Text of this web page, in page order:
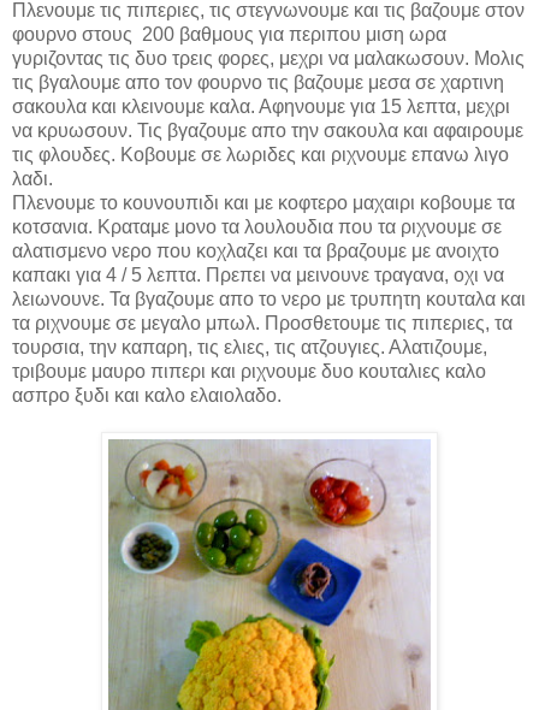
Πλενουμε τις πιπεριες, τις στεγνωνουμε και τις βαζουμε στον
φουρνο στους 200 βαθμους για περιπου μιση ωρα
γυριζοντας τις δυο τρεις φορες, μεχρι να μαλακωσουν. Μολις
τις βγαλουμε απο τον φουρνο τις βαζουμε μεσα σε χαρτινη
σακουλα και κλεινουμε καλα. Αφηνουμε για 15 λεπτα, μεχρι
να κρυωσουν. Τις βγαζουμε απο την σακουλα και αφαιρουμε
τις φλουδες. Κοβουμε σε λωριδες και ριχνουμε επανω λιγο
λαδι.
Πλενουμε το κουνουπιδι και με κοφτερο μαχαιρι κοβουμε τα
κοτσανια. Κραταμε μονο τα λουλουδια που τα ριχνουμε σε
αλατισμενο νερο που κοχλαζει και τα βραζουμε με ανοιχτο
καπακι για 4 / 5 λεπτα. Πρεπει να μεινουνε τραγανα, οχι να
λειωνουνε. Τα βγαζουμε απο το νερο με τρυπητη κουταλα και
τα ριχνουμε σε μεγαλο μπωλ. Προσθετουμε τις πιπεριες, τα
τουρσια, την καπαρη, τις ελιες, τις ατζουγιες. Αλατιζουμε,
τριβουμε μαυρο πιπερι και ριχνουμε δυο κουταλιες καλο
ασπρο ξυδι και καλο ελαιολαδο.